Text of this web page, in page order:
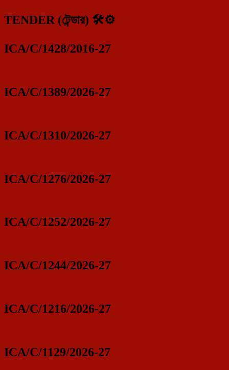
TENDER (টেন্ডার) 🛠️⚙️
ICA/C/1428/2016-27
ICA/C/1389/2026-27
ICA/C/1310/2026-27
ICA/C/1276/2026-27
ICA/C/1252/2026-27
ICA/C/1244/2026-27
ICA/C/1216/2026-27
ICA/C/1129/2026-27